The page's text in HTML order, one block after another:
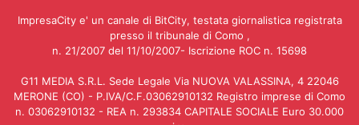
ImpresaCity e' un canale di BitCity, testata giornalistica registrata
presso il tribunale di Como ,
n. 21/2007 del 11/10/2007- Iscrizione ROC n. 15698
G11 MEDIA S.R.L. Sede Legale Via NUOVA VALASSINA, 4 22046
MERONE (CO) - P.IVA/C.F.03062910132 Registro imprese di Como
n. 03062910132 - REA n. 293834 CAPITALE SOCIALE Euro 30.000